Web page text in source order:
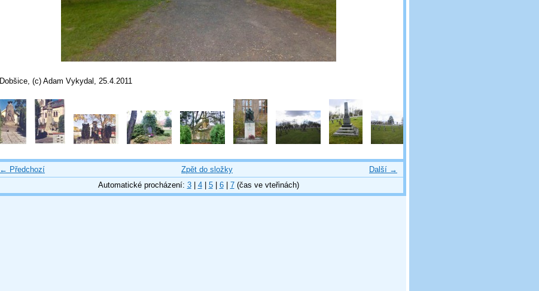
Dobšice, (c) Adam Vykydal, 25.4.2011
← Předchozí Další →
Zpět do složky
Automatické procházení: 3| 4| 5| 6| 7(čas ve vteřinách)